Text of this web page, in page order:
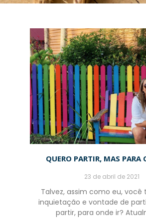
QUERO PARTIR, MAS PARA
23 de abril de 2021
Talvez, assim como eu, você
inquietação e vontade de
partir, para onde ir?